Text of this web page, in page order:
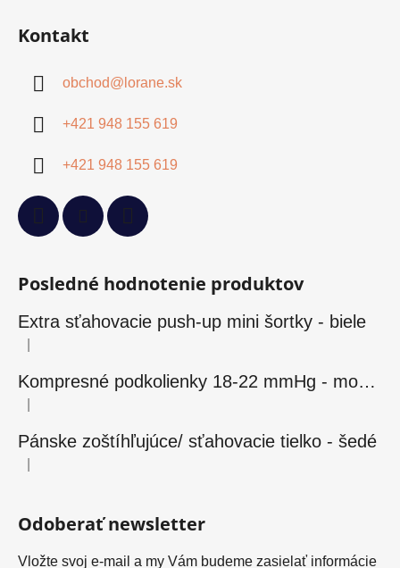
Kontakt
obchod@ lorane.sk
+421 948 155 619
+421 948 155 619
Posledné hodnotenie produktov
Extra sťahovacie push-up mini šortky - biele
Hodnotenie produktu je 5 z 5 hviezdičiek.
Kompresné podkolienky 18-22 mmHg - modré
Hodnotenie produktu je 5 z 5 hviezdičiek.
Pánske zoštíhľujúce/ sťahovacie tielko - šedé
Hodnotenie produktu je 5 z 5 hviezdičiek.
Odoberať newsletter
Vložte svoj e-mail a my Vám budeme zasielať informácie